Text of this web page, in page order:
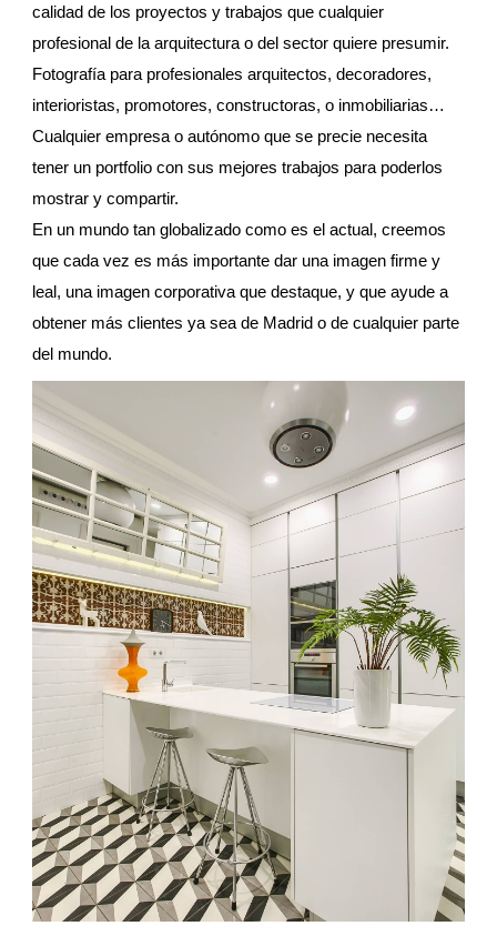
calidad de los proyectos y trabajos que cualquier
profesional de la arquitectura o del sector quiere presumir.
Fotografía para profesionales arquitectos, decoradores,
interioristas, promotores, constructoras, o inmobiliarias…
Cualquier empresa o autónomo que se precie necesita
tener un portfolio con sus mejores trabajos para poderlos
mostrar y compartir.
En un mundo tan globalizado como es el actual, creemos
que cada vez es más importante dar una imagen firme y
leal, una imagen corporativa que destaque, y que ayude a
obtener más clientes ya sea de Madrid o de cualquier parte
del mundo.